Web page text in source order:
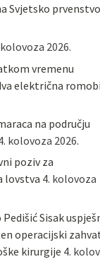
Svjetsko prvenstvo
2026.
vremenu
električna
na području
kolovoza 2026.
poziv za
lovstva 4. kolovoza
Sisak
operacijski
kirurgije 4.